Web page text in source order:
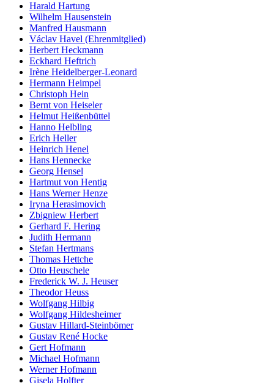
Harald Hartung
Wilhelm Hausenstein
Manfred Hausmann
Václav Havel (Ehrenmitglied)
Herbert Heckmann
Eckhard Heftrich
Irène Heidelberger-Leonard
Hermann Heimpel
Christoph Hein
Bernt von Heiseler
Helmut Heißenbüttel
Hanno Helbling
Erich Heller
Heinrich Henel
Hans Hennecke
Georg Hensel
Hartmut von Hentig
Hans Werner Henze
Iryna Herasimovich
Zbigniew Herbert
Gerhard F. Hering
Judith Hermann
Stefan Hertmans
Thomas Hettche
Otto Heuschele
Frederick W. J. Heuser
Theodor Heuss
Wolfgang Hilbig
Wolfgang Hildesheimer
Gustav Hillard-Steinbömer
Gustav René Hocke
Gert Hofmann
Michael Hofmann
Werner Hofmann
Gisela Holfter